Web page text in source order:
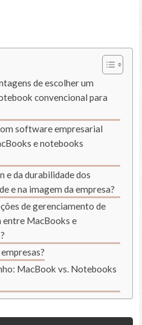
de escolher um
convencional para
software empresarial
e notebooks
e da durabilidade dos
e na imagem da empresa?
de gerenciamento de
MacBooks e
MacBook vs. Notebooks